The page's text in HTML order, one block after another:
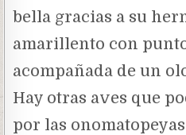
bella gracias a su
amarillento con
acompañada de un
Hay otras aves que
por las